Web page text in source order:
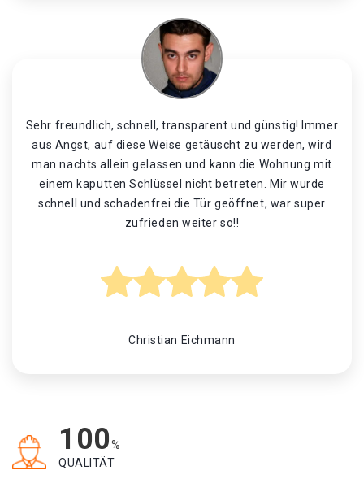
Sehr freundlich, schnell, transparent und günstig! Immer
aus Angst, auf diese Weise getäuscht zu werden, wird
man nachts allein gelassen und kann die Wohnung mit
einem kaputten Schlüssel nicht betreten. Mir wurde
schnell und schadenfrei die Tür geöffnet, war super
zufrieden weiter so!!
Christian Eichmann
100%
QUALITÄT